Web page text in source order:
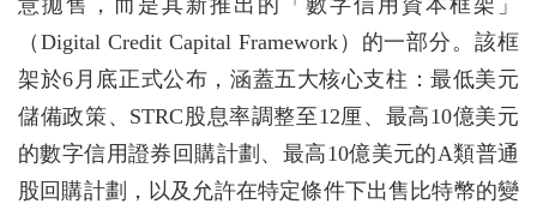
意拋售，而是其新推出的「數字信用資本框架」
（Digital Credit Capital Framework）的一部分。該框
架於6月底正式公布，涵蓋五大核心支柱：最低美元
儲備政策、STRC股息率調整至12厘、最高10億美元
的數字信用證券回購計劃、最高10億美元的A類普通
股回購計劃，以及允許在特定條件下出售比特幣的變